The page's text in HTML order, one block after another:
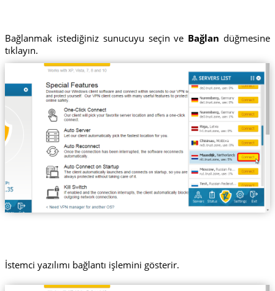
Bağlanmak istediğiniz sunucuyu seçin ve Bağlan düğmesine
tıklayın.
İstemci yazılımı bağlantı işlemini gösterir.